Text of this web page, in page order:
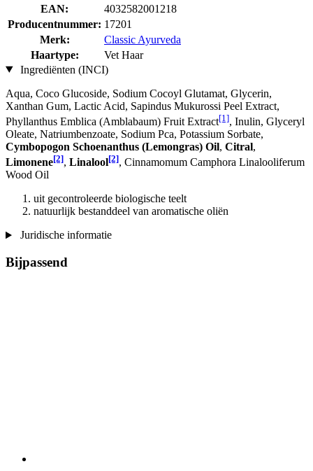
EAN:
4032582001218
Producentnummer: 17201
Merk:
Classic Ayurveda
Haartype:
Vet Haar
Ingrediënten (INCI)
Aqua, Coco Glucoside, Sodium Cocoyl Glutamat, Glycerin,
Xanthan Gum, Lactic Acid, Sapindus Mukurossi Peel Extract,
Phyllanthus Emblica (Amblabaum) Fruit Extract[1], Inulin, Glyceryl
Oleate, Natriumbenzoate, Sodium Pca, Potassium Sorbate,
Cymbopogon Schoenanthus (Lemongras) Oil, Citral,
Limonene[2], Linalool[2], Cinnamomum Camphora Linalooliferum
Wood Oil
uit gecontroleerde biologische teelt
natuurlijk bestanddeel van aromatische oliën
Juridische informatie
Bijpassend